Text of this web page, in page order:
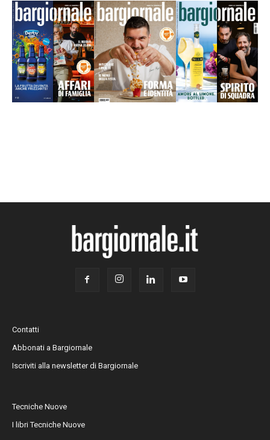
Contatti
Abbonati a Bargiornale
Iscriviti alla newsletter di Bargiornale
Tecniche Nuove
I libri Tecniche Nuove